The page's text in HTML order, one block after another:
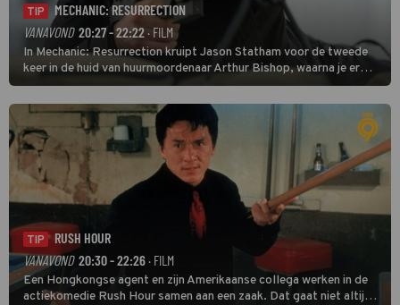
TIP
MECHANIC: RESURRECTION
VANAVOND 20:27 - 22:22· FILM
In Mechanic: Resurrection kruipt Jason Statham voor de tweede
keer in de huid van huurmoordenaar Arthur Bishop, waarna je er
donder op kunt zeggen dat er van Bishops geplande pensioen niet
veel terechtkomt.
TIP
RUSH HOUR
VANAVOND 20:30 - 22:26 · FILM
Een Hongkongse agent en zijn Amerikaanse collega werken in de
actiekomedie Rush Hour samen aan een zaak. Dat gaat niet altijd